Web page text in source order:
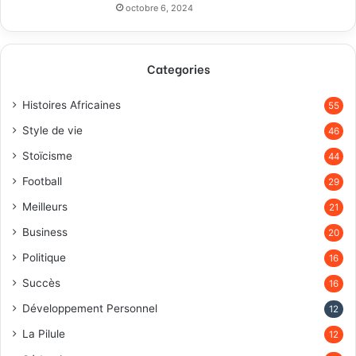
octobre 6, 2024
Categories
Histoires Africaines 55
Style de vie 46
Stoïcisme 44
Football 29
Meilleurs 21
Business 20
Politique 16
Succès 16
Développement Personnel 12
La Pilule 12